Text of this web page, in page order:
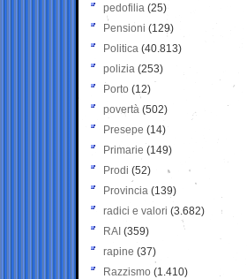
pedofilia (25)
Pensioni (129)
Politica (40.813)
polizia (253)
Porto (12)
povertà (502)
Presepe (14)
Primarie (149)
Prodi (52)
Provincia (139)
radici e valori (3.682)
RAI (359)
rapine (37)
Razzismo (1.410)